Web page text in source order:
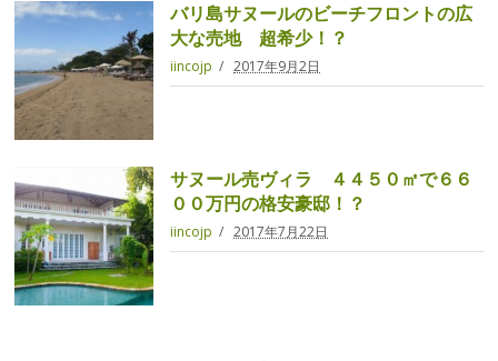
バリ島サヌールのビーチフロントの広
大な売地 超希少！？
iincojp 2017年9月2日
サヌール売ヴィラ ４４５０㎡で６６
００万円の格安豪邸！？
iincojp 2017年7月22日